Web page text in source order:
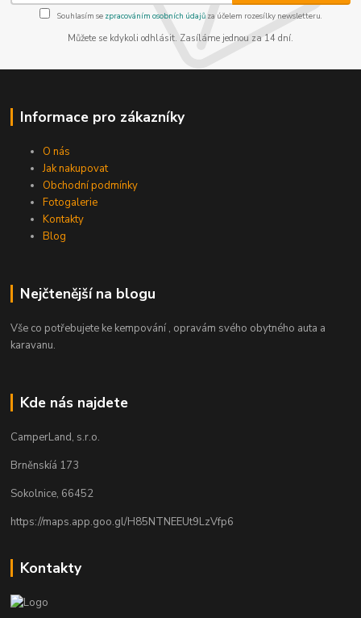
Souhlasím se zpracováním osobních údajůza účelem rozesílky newsletteru.
Můžete se kdykoli odhlásit. Zasíláme jednou za 14 dní.
Informace pro zákazníky
O nás
Jak nakupovat
Obchodní podmínky
Fotogalerie
Kontakty
Blog
Nejčtenější na blogu
Vše co potřebujete ke kempování , opravám svého obytného auta a
karavanu.
Kde nás najdete
CamperLand, s.r.o.
Brněnskíá 173
Sokolnice, 66452
https://maps.app.goo.gl/H85NTNEEUt9LzVfp6
Kontakty